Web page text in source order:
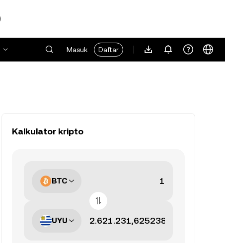
Masuk Daftar
Kalkulator kripto
BTC
UYU